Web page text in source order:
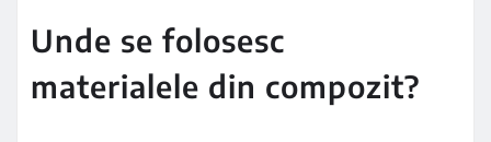
Unde se folosesc
materialele din compozit?